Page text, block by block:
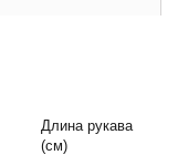
Длина рукава
(см)